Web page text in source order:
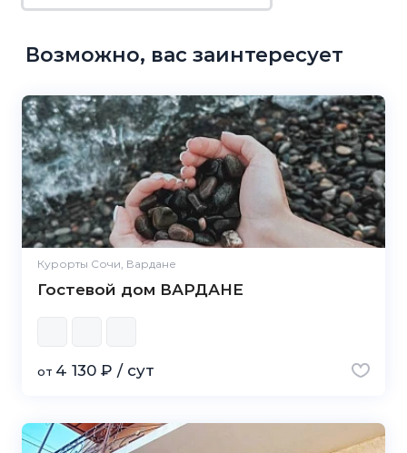
Возможно, вас заинтересует
Курорты Сочи, Вардане
Гостевой дом ВАРДАНЕ
от 4 130 ₽ / сут